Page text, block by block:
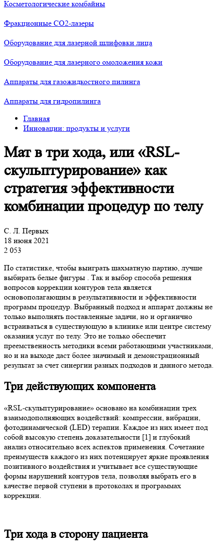
Косметологические комбайны
Фракционные СО2-лазеры
Оборудование для лазерной шлифовки лица
Оборудование для лазерного омоложения кожи
Аппараты для газожидкостного пилинга
Аппараты для гидропилинга
Главная
Инновации: продукты и услуги
Мат в три хода, или «RSL-
скульптурирование» как
стратегия эффективности
комбинации процедур по телу
С. Л. Первых
18 июня 2021
2 053
По статистике, чтобы выиграть шахматную партию, лучше
выбирать белые фигуры . Так и выбор способа решения
вопросов коррекции контуров тела является
основополагающим в результативности и эффективности
программ процедур. Выбранный подход и аппарат должны не
только выполнять поставленные задачи, но и органично
встраиваться в существующую в клинике или центре систему
оказания услуг по телу. Это не только обеспечит
преемственность методики всеми работающими участниками,
но и на выходе даст более значимый и демонстрационный
результат за счет синергии разных подходов и данного метода.
Три действующих компонента
«RSL-скульптурирование» основано на комбинации трех
взаимодополняющих воздействий: компрессии, вибрации,
фотодинамической (LED) терапии. Каждое из них имеет под
собой высокую степень доказательности [1] и глубокий
анализ относительно всех аспектов применения. Сочетание
преимуществ каждого из них потенцирует яркие проявления
позитивного воздействия и учитывает все существующие
формы нарушений контуров тела, позволяя выбрать его в
качестве первой ступени в протоколах и программах
коррекции.
Три хода в сторону пациента